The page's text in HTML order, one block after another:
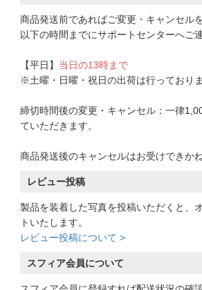
商品発送前であればご変更・キャンセル
以下の時間までにサポートセンターへご
【平日】 当日の13時まで
※土曜・日曜・祝日の出荷は行っておりま
締切時間後の変更・キャンセル：一律
ていただきます。
商品発送後のキャンセルはお受けできか
レビュー投稿
製品を装着した写真を投稿いただくと、
トいたします。
レビュー投稿について >
スフィア会員について